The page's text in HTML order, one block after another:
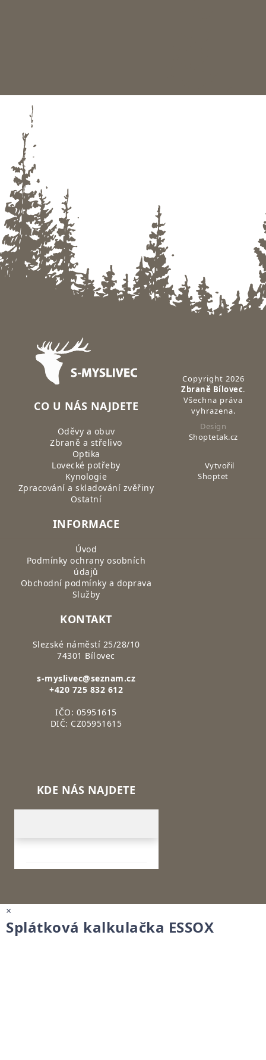
Zápatí
CO U NÁS NAJDETE
Oděvy a obuv
Zbraně a střelivo
Optika
Lovecké potřeby
Kynologie
Zpracování a skladování zvěřiny
Ostatní
INFORMACE
Úvod
Podmínky ochrany osobních
údajů
Obchodní podmínky a doprava
Služby
KONTAKT
Slezské náměstí 25/28/10
74301 Bílovec
s-myslivec@seznam.cz
+420 725 832 612
IČO: 05951615
DIČ: CZ05951615
KDE NÁS NAJDETE
Copyright 2026
Zbraně Bílovec.
Všechna práva
vyhrazena.
Design
Shoptetak.cz
Vytvořil
Shoptet
×
Splátková kalkulačka ESSOX